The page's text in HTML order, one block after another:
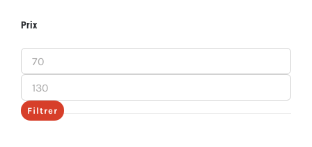
Prix
Prix
min
Prix
max
Filtrer